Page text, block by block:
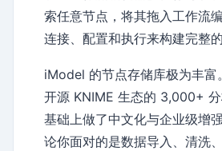
索任意节点，将其拖入工作流
连接、配置和执行来构建完整的
iModel 的节点存储库极为丰富
开源 KNIME 生态的 3,000+
基础上做了中文化与企业级增
论你面对的是数据导入、清洗